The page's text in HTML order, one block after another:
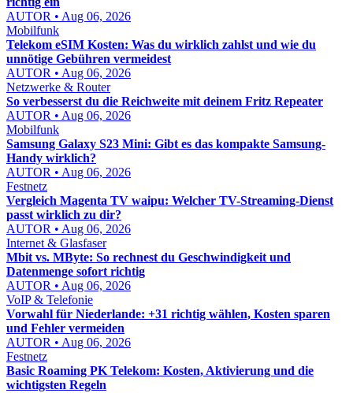
AUTOR • Aug 06, 2026
Mobilfunk
Telekom eSIM Kosten: Was du wirklich zahlst und wie du
unnötige Gebühren vermeidest
AUTOR • Aug 06, 2026
Netzwerke & Router
So verbesserst du die Reichweite mit deinem Fritz Repeater
AUTOR • Aug 06, 2026
Mobilfunk
Samsung Galaxy S23 Mini: Gibt es das kompakte Samsung-
Handy wirklich?
AUTOR • Aug 06, 2026
Festnetz
Vergleich Magenta TV waipu: Welcher TV-Streaming-Dienst
passt wirklich zu dir?
AUTOR • Aug 06, 2026
Internet & Glasfaser
Mbit vs. MByte: So rechnest du Geschwindigkeit und
Datenmenge sofort richtig
AUTOR • Aug 06, 2026
VoIP & Telefonie
Vorwahl für Niederlande: +31 richtig wählen, Kosten sparen
und Fehler vermeiden
AUTOR • Aug 06, 2026
Festnetz
Basic Roaming PK Telekom: Kosten, Aktivierung und die
wichtigsten Regeln